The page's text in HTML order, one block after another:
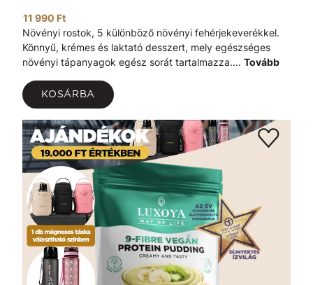
11 990 Ft
Növényi rostok, 5 különböző növényi fehérjekeverékkel.
Könnyű, krémes és laktató desszert, mely egészséges
növényi tápanyagok egész sorát tartalmazza.... Tovább
KOSÁRBA